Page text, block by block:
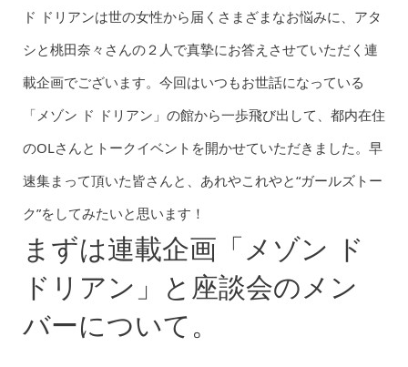
ド ドリアンは世の女性から届くさまざまなお悩みに、アタ
シと桃田奈々さんの２人で真摯にお答えさせていただく連
載企画でございます。今回はいつもお世話になっている
「メゾン ド ドリアン」の館から一歩飛び出して、都内在住
のOLさんとトークイベントを開かせていただきました。早
速集まって頂いた皆さんと、あれやこれやと“ガールズトー
ク”をしてみたいと思います！
まずは連載企画「メゾン ド
ドリアン」と座談会のメン
バーについて。